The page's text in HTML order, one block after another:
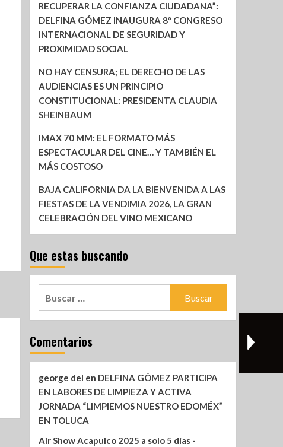
RECUPERAR LA CONFIANZA CIUDADANA”:
DELFINA GÓMEZ INAUGURA 8º CONGRESO
INTERNACIONAL DE SEGURIDAD Y
PROXIMIDAD SOCIAL
NO HAY CENSURA; EL DERECHO DE LAS
AUDIENCIAS ES UN PRINCIPIO
CONSTITUCIONAL: PRESIDENTA CLAUDIA
SHEINBAUM
IMAX 70 MM: EL FORMATO MÁS
ESPECTACULAR DEL CINE… Y TAMBIÉN EL
MÁS COSTOSO
BAJA CALIFORNIA DA LA BIENVENIDA A LAS
FIESTAS DE LA VENDIMIA 2026, LA GRAN
CELEBRACIÓN DEL VINO MEXICANO
Que estas buscando
Comentarios
george del en DELFINA GÓMEZ PARTICIPA
EN LABORES DE LIMPIEZA Y ACTIVA
JORNADA “LIMPIEMOS NUESTRO EDOMÉX”
EN TOLUCA
Air Show Acapulco 2025 a solo 5 días -